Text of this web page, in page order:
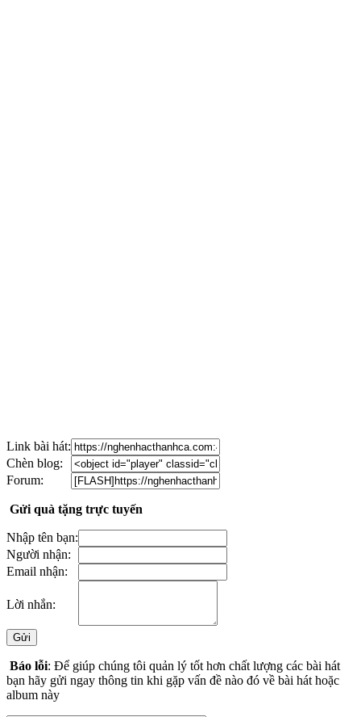
Link bài hát:
Chèn blog:
Forum:
Gửi quà tặng trực tuyến
Nhập tên bạn:
Người nhận:
Email nhận:
Lời nhắn:
Báo lỗi: Để giúp chúng tôi quản lý tốt hơn chất lượng các bài hát
bạn hãy gửi ngay thông tin khi gặp vấn đề nào đó về bài hát hoặc
album này